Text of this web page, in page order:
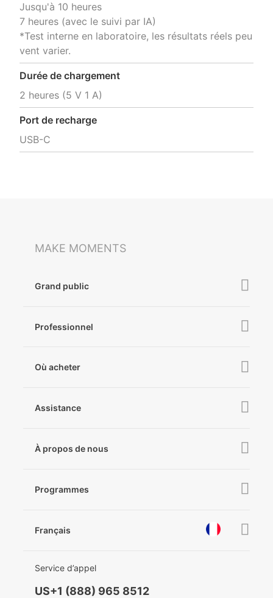
Jusqu'à 10 heures
7 heures (avec le suivi par IA)
*Test interne en laboratoire, les résultats réels peu
vent varier.
Durée de chargement
2 heures (5 V 1 A)
Port de recharge
USB-C
MAKE MOMENTS
Grand public
iSteady M6
Hohem GO
Professionnel
Où acheter
Assistance
Politique de confidentialité
À propos de nous
Programmes
Français
Service d’appel
US+1 (888) 965 8512